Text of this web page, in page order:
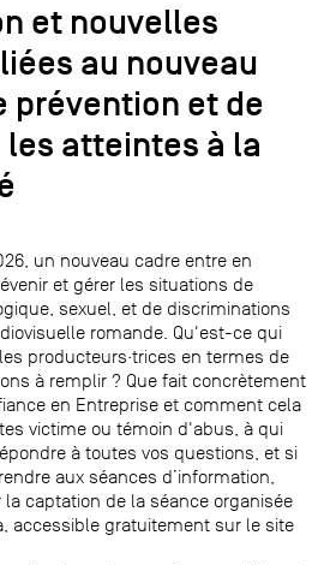
et nouvelles
au nouveau
prévention et de
atteintes à la
un nouveau cadre entre en
et gérer les situations de
sexuel, et de discriminations
romande. Qu'est-ce qui
producteurs·trices en termes de
à remplir ? Que fait concrètement
en Entreprise et comment cela
victime ou témoin d'abus, à qui
à toutes vos questions, et si
aux séances d’information,
captation de la séance organisée
accessible gratuitement sur le site